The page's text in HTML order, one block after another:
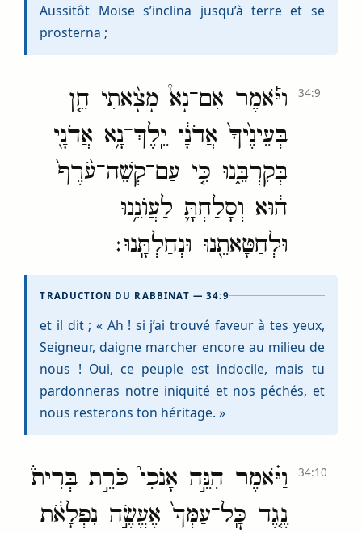
Aussitôt Moïse s’inclina jusqu’à terre et se
prosterna ;
וַיֹּ֡אמֶר אִם־נָא֩ מָצָ֨אתִי חֵ֤ן
בְּעֵינֶ֙יךָ֙ אֲדֹנָ֔י יֵֽלֶךְ־נָ֥א אֲדֹנָ֖י
בְּקִרְבֵּ֑נוּ כִּ֤י עַם־קְשֵׁה־עֹ֙רֶף֙
ה֔וּא וְסָלַחְתָּ֛ לַעֲוֺנֵ֥נוּ
וּלְחַטָּאתֵ֖נוּ וּנְחַלְתָּֽנוּ׃
34:9
TRADUCTION DU RABBINAT — 34:9
et il dit ; « Ah ! si j’ai trouvé faveur à tes yeux,
Seigneur, daigne marcher encore au milieu de
nous ! Oui, ce peuple est indocile, mais tu
pardonneras notre iniquité et nos péchés, et
nous resterons ton héritage. »
וַיֹּ֗אמֶר הִנֵּ֣ה אָנֹכִי֮ כֹּרֵ֣ת בְּרִית֒
נֶ֤גֶד כׇּֽל־עַמְּךָ֙ אֶעֱשֶׂ֣ה נִפְלָאֹ֔ת
34:10